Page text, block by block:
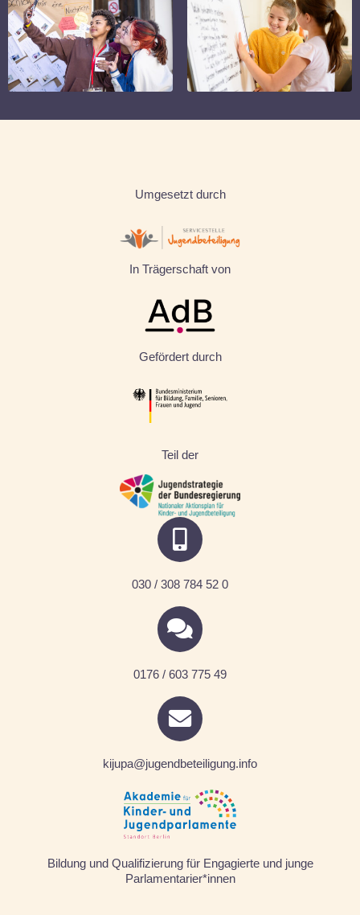
Umgesetzt durch
In Trägerschaft von
Gefördert durch
Teil der
030 / 308 784 52 0
0176 / 603 775 49
kijupa@jugendbeteiligung.info
Bildung und Qualifizierung für Engagierte und junge
Parlamentarier*innen